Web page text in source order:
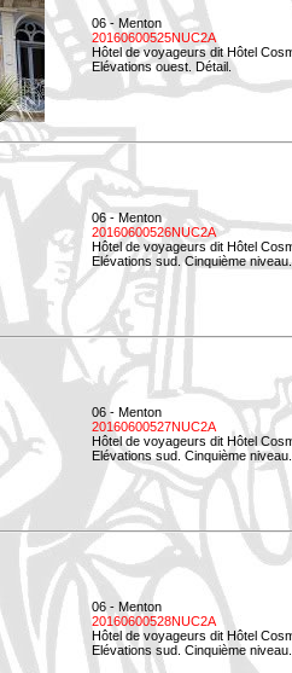
06 - Menton
20160600525NUC2A
Hôtel de voyageurs dit Hôtel
Elévations ouest. Détail.
06 - Menton
20160600526NUC2A
Hôtel de voyageurs dit Hôtel
Elévations sud. Cinquième
06 - Menton
20160600527NUC2A
Hôtel de voyageurs dit Hôtel
Elévations sud. Cinquième
06 - Menton
20160600528NUC2A
Hôtel de voyageurs dit Hôtel
Elévations sud. Cinquième